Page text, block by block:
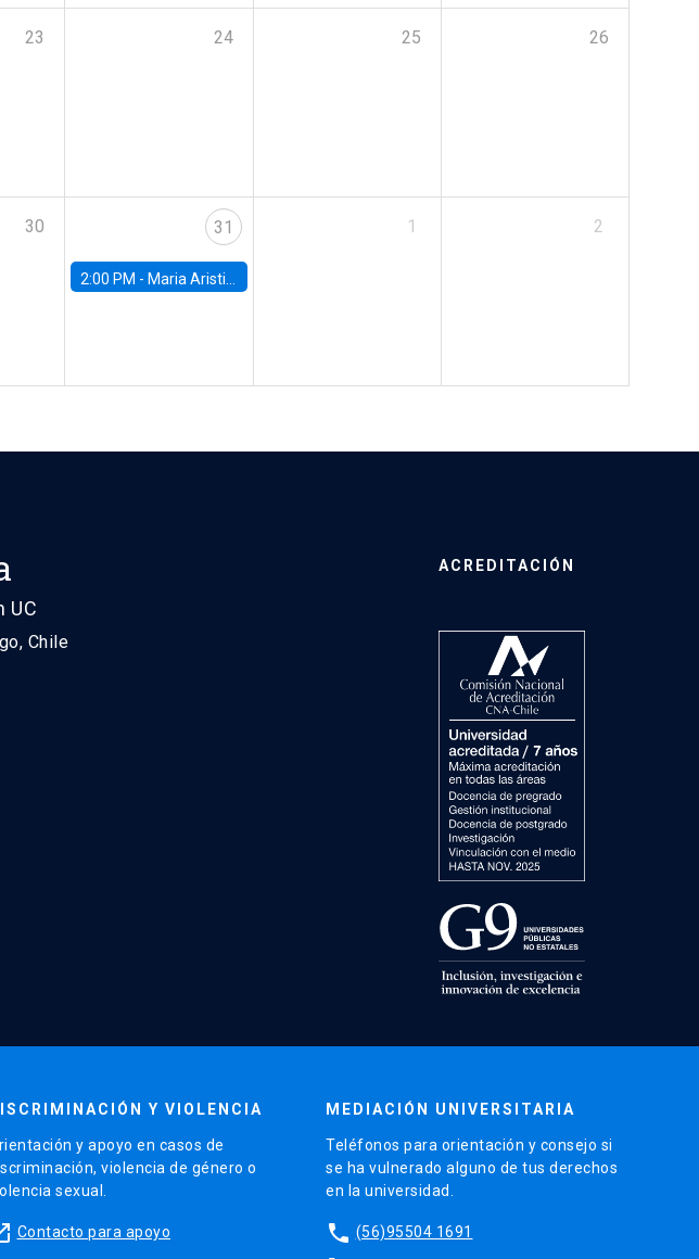
23 24 25 26
30 31
2:00 PM - Maria Aristizabal-Ramirez, FED Board
1 2
UC
Chile
ACREDITACIÓN
Y VIOLENCIA
y apoyo en casos de
violencia de género o
sexual.
Contacto para apoyo
MEDIACIÓN UNIVERSITARIA
Teléfonos para orientación y consejo si
se ha vulnerado alguno de tus derechos
en la universidad.
phone (56)95504 1691